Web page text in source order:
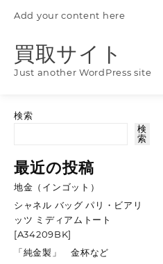
Add your content here
買取サイト
Just another WordPress site
検索
検
索
最近の投稿
地金（インゴット）
シャネル バッグ パリ・ビアリ
ッツ ミディアムトート
[A34209BK]
「純金製」 金杯など